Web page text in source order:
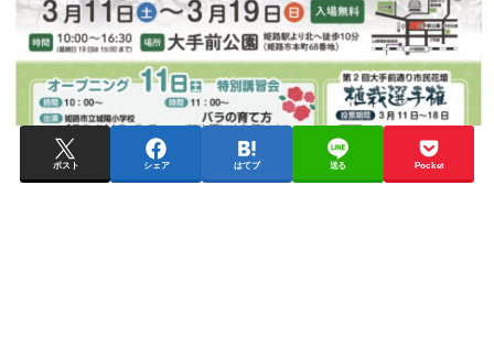
ポスト シェア はてブ 送る Pocket